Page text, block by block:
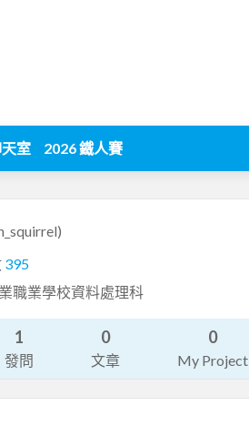
室 2026 鐵人賽
395
職業學校資料處理科
1
發問
0
文章
0
My Project